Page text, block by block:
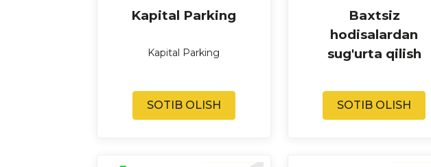
Kapital Parking
Kapital Parking
SOTIB OLISH
Baxtsiz
hodisalardan
sug'urta qilish
SOTIB OLISH